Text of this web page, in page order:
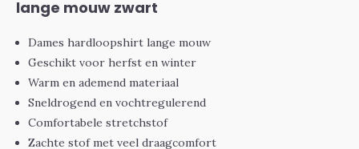
lange mouw zwart
Dames hardloopshirt lange mouw
Geschikt voor herfst en winter
Warm en ademend materiaal
Sneldrogend en vochtregulerend
Comfortabele stretchstof
Zachte stof met veel draagcomfort